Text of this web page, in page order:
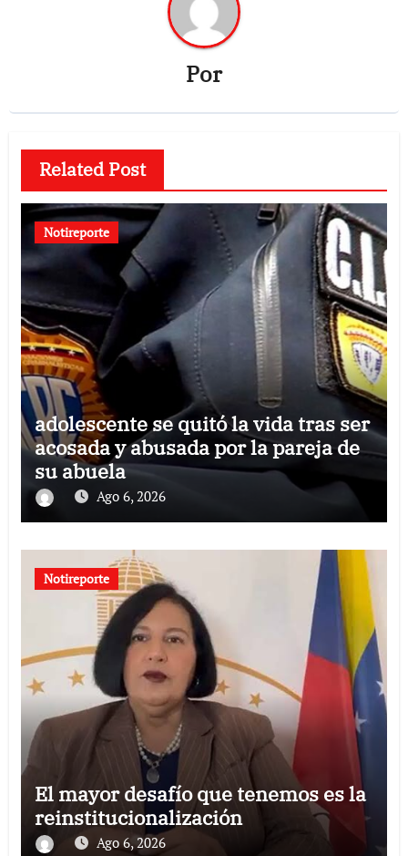
Por
Related Post
Notireporte
adolescente se quitó la vida tras ser
acosada y abusada por la pareja de
su abuela
Ago 6, 2026
Notireporte
El mayor desafío que tenemos es la
reinstitucionalización
Ago 6, 2026